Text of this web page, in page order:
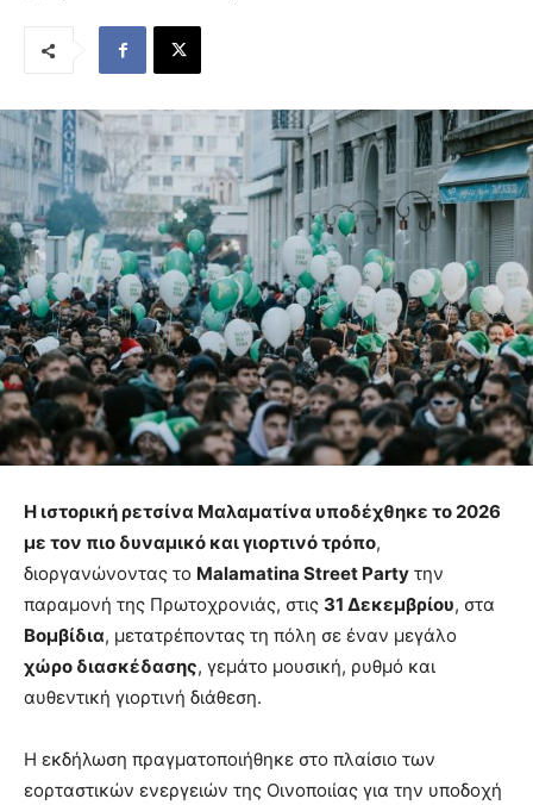
Η ιστορική ρετσίνα Μαλαματίνα υποδέχθηκε το 2026
με τον πιο δυναμικό και γιορτινό τρόπο,
διοργανώνοντας το Malamatina Street Party την
παραμονή της Πρωτοχρονιάς, στις 31 Δεκεμβρίου, στα
Βομβίδια, μετατρέποντας τη πόλη σε έναν μεγάλο
χώρο διασκέδασης, γεμάτο μουσική, ρυθμό και
αυθεντική γιορτινή διάθεση.
Η εκδήλωση πραγματοποιήθηκε στο πλαίσιο των
εορταστικών ενεργειών της Οινοποιίας για την υποδοχή